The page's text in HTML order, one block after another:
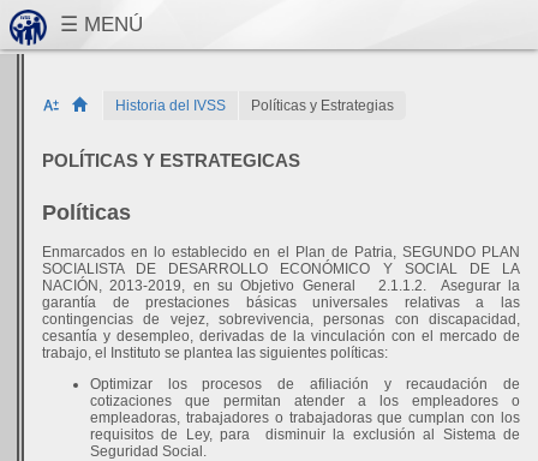
Historia del IVSS Políticas y Estrategias
POLÍTICAS Y ESTRATEGICAS
Políticas
Enmarcados en lo establecido en el Plan de Patria, SEGUNDO PLAN
SOCIALISTA DE DESARROLLO ECONÓMICO Y SOCIAL DE LA
NACIÓN, 2013-2019, en su Objetivo General 2.1.1.2. Asegurar la
garantía de prestaciones básicas universales relativas a las
contingencias de vejez, sobrevivencia, personas con discapacidad,
cesantía y desempleo, derivadas de la vinculación con el mercado de
trabajo, el Instituto se plantea las siguientes políticas:
Optimizar los procesos de afiliación y recaudación de
cotizaciones que permitan atender a los empleadores o
empleadoras, trabajadores o trabajadoras que cumplan con los
requisitos de Ley, para disminuir la exclusión al Sistema de
Seguridad Social.